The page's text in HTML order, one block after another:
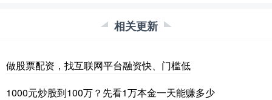
相关更新
做股票配资，找互联网平台融资快、门槛低
1000元炒股到100万？先看1万本金一天能赚多少